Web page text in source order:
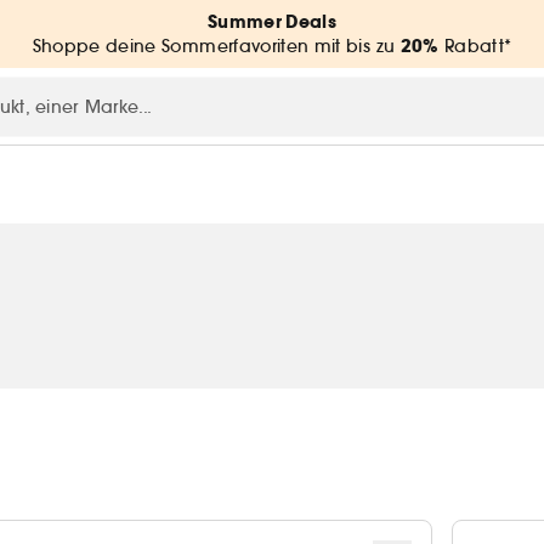
Summer Deals
Shoppe deine Sommerfavoriten mit bis zu 20% Rabatt*